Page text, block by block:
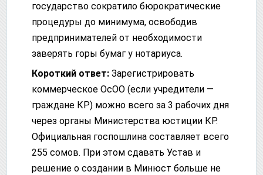
государство сократило бюрократические
процедуры до минимума, освободив
предпринимателей от необходимости
заверять горы бумаг у нотариуса.
Короткий ответ: Зарегистрировать
коммерческое ОсОО (если учредители —
граждане КР) можно всего за 3 рабочих дня
через органы Министерства юстиции КР.
Официальная госпошлина составляет всего
255 сомов. При этом сдавать Устав и
решение о создании в Минюст больше не